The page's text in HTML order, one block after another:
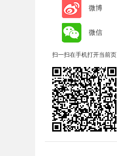
微博
微信
扫一扫在手机打开当前页